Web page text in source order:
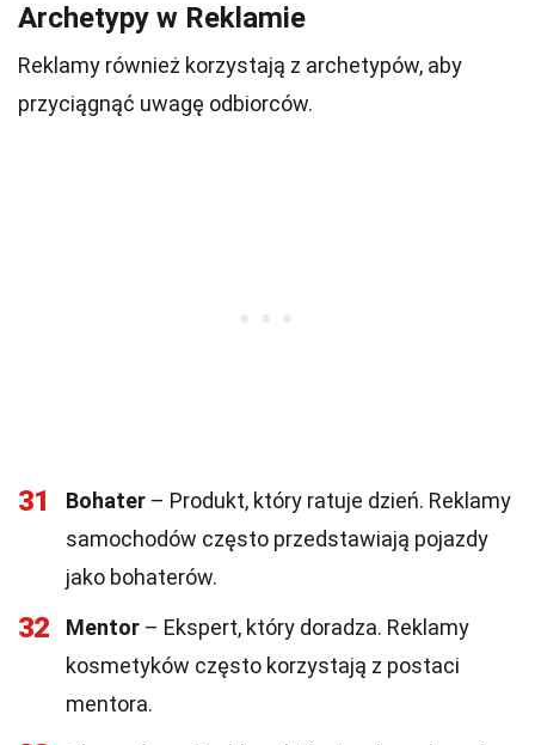
Archetypy w Reklamie
Reklamy również korzystają z archetypów, aby
przyciągnąć uwagę odbiorców.
31 Bohater – Produkt, który ratuje dzień. Reklamy
samochodów często przedstawiają pojazdy
jako bohaterów.
32 Mentor – Ekspert, który doradza. Reklamy
kosmetyków często korzystają z postaci
mentora.